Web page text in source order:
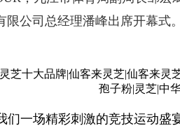
公司总经理潘峰出席开幕
一场精彩刺激的竞技运动